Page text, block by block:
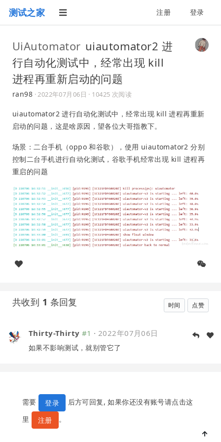
测试之家 注册 登录
UiAutomator uiautomator2 进
行自动化测试中，经常出现 kill
进程再重新启动的问题
ran98 ·2022年07月06日 · 10425 次阅读
uiautomator2 进行自动化测试中，经常出现 kill 进程再重新
启动的问题，这是啥原因，望各位大哥指教下。
场景：二台手机（oppo 和谷歌），使用 uiautomator2 分别
控制二台手机进行自动化测试，谷歌手机经常出现 kill 进程再
重启的问题
共收到 1 条回复 时间 点赞
Thirty-Thirty #1 · 2022年07月06日
如果不影响测试，就别管它了
需要 登录
后方可回复, 如果你还没有账号请点击这
里
注册 。